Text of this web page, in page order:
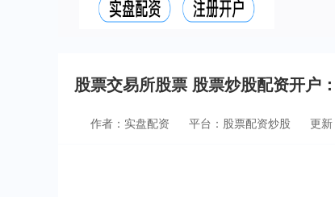
股票交易所股票 股票炒股配资开户
作者：实盘配资 平台：股票配资炒股 更